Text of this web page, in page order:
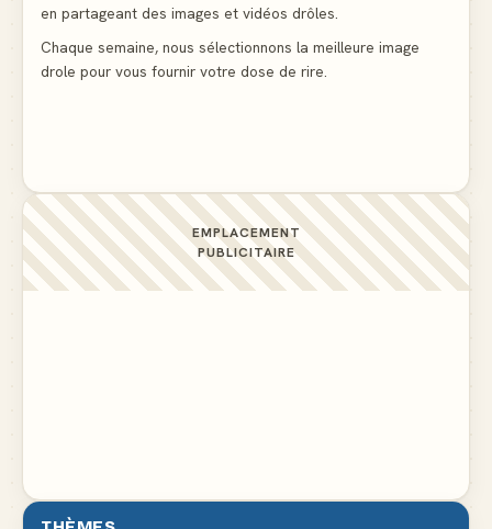
Le mendiant revient avec un livre de cuisine
en partageant des images et vidéos drôles.
Chaque semaine, nous sélectionnons la meilleure image
drole pour vous fournir votre dose de rire.
EMPLACEMENT
PUBLICITAIRE